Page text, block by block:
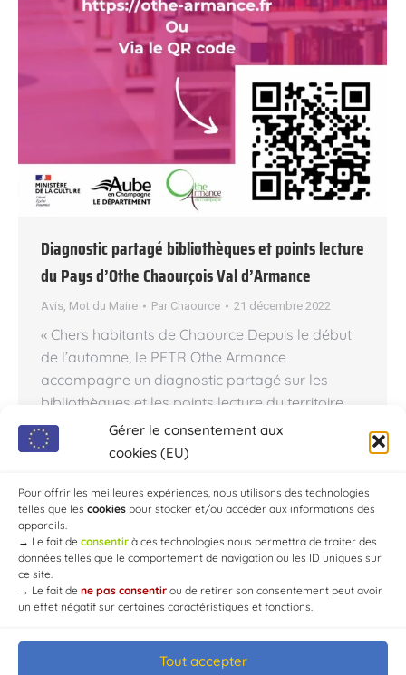
Gérer le consentement aux
cookies (EU)
Pour offrir les meilleures expériences, nous utilisons des technologies
telles que les cookies pour stocker et/ou accéder aux informations des
appareils.
→ Le fait de consentir à ces technologies nous permettra de traiter des
données telles que le comportement de navigation ou les ID uniques sur
ce site.
→ Le fait de ne pas consentir ou de retirer son consentement peut avoir
un effet négatif sur certaines caractéristiques et fonctions.
Tout accepter
Diagnostic partagé bibliothèques et points lecture
du Pays d’Othe Chaourçois Val d’Armance
Avis, Mot du Maire Par Chaource 21 décembre 2022
« Chers habitants de Chaource Depuis le début
de l’automne, le PETR Othe Armance
accompagne un diagnostic partagé sur les
bibliothèques et les points lecture du territoire
(CCVA et Pays d’Othe). La volonté est d’amener
et renforcer la lecture là où elle n’est pas encore
culture…